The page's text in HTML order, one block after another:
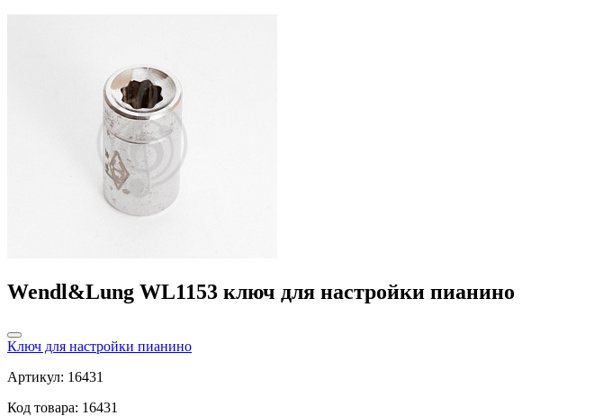
Wendl&Lung WL1153 ключ для настройки пианино
Ключ для настройки пианино
Артикул: 16431
Код товара: 16431